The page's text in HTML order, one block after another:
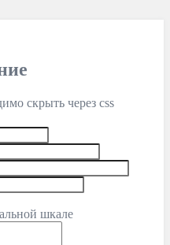
скрыть через css
шкале